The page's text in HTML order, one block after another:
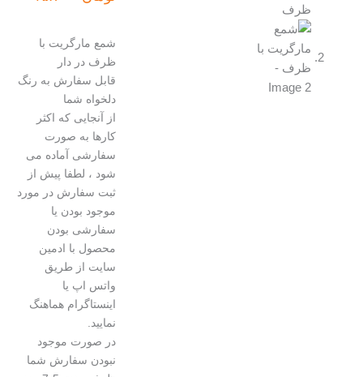
شمع مارگریت با
ظرف در دار
قابل سفارش به رنگ
دلخواه شما
از آنجایی که اکثر
کارها به صورت
سفارشی آماده می
شود ، لطفا پیش از
ثبت سفارش در مورد
موجود بودن یا
سفارشی بودن
محصول با ادمین
سایت از طریق
واتس اپ یا
اینستاگرام هماهنگ
در صورت موجود
نبودن سفارش شما